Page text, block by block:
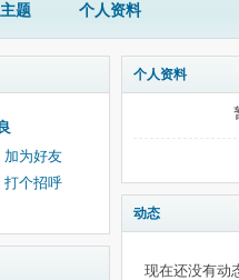
主题 个人资料
加为好友
打个招呼
个人资料
动态
现在还没有动